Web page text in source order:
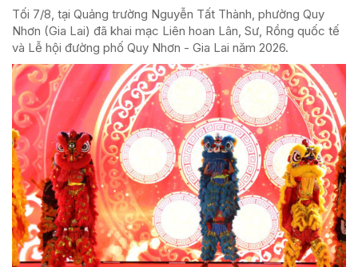
Tối 7/8, tại Quảng trường Nguyễn Tất Thành, phường Quy
Nhơn (Gia Lai) đã khai mạc Liên hoan Lân, Sư, Rồng quốc tế
và Lễ hội đường phố Quy Nhơn - Gia Lai năm 2026.